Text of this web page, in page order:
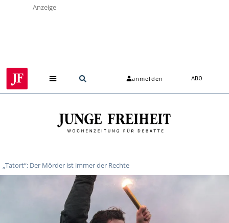
Anzeige
anmelden ABO
„Tatort“: Der Mörder ist immer der Rechte